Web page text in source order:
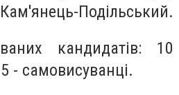
Кам'янець-Подільський.
кандидатів: 10
- самовисуванці.